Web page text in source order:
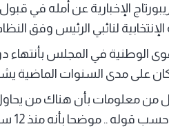
الإخبارية عن أمله في
الإنتخابية لنائبي الرئيس وفق
الوطنية في المجلس بأنتهاء
على مدى السنوات الماضية
من معلومات بأن هناك من